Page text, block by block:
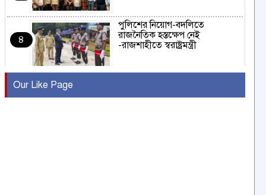
৪
পুলিশের নিয়োগ-বদলিতে
রাজনৈতিক হস্তক্ষেপ নেই
-রাজশাহীতে স্বরাষ্ট্রমন্ত্রী
৫
Our Like Page